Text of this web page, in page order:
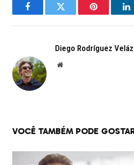
FacebookTwitter Pinterest
Diego Rodríguez
Website
VOCÊ TAMBÉM PODE